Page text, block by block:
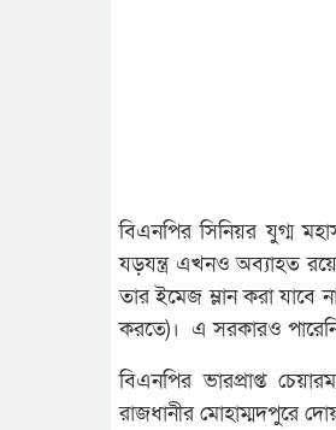
বিএনপির সিনিয়র যুগ্ম
যড়যন্ত্র এখনও অব্যাহত
তার ইমেজ ম্লান করা
করতে)। এ সরকারও
বিএনপির ভারপ্রাপ্ত
রাজধানীর মোহাম্মদপুরে